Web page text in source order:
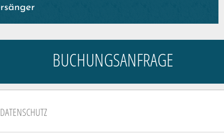
BUCHUNGSANFRAGE
DATENSCHUTZ